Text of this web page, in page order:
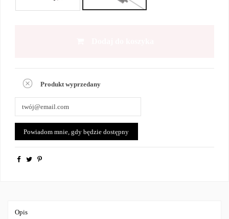
Produkt wyprzedany
Opis